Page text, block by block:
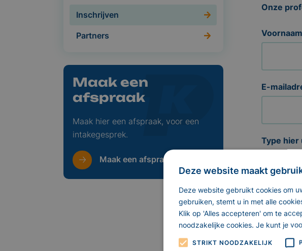
Onze
Voornaam
E-
Type hier
Inschrijven
Partners
Maak een
afspraak
Maak hier een afspraak, voor een
intakegesprek.
Maak een afspraak
Deze website maakt
Deze website gebruikt cookies om
gebruiken, stemt u in met alle
Klik op 'Alles accepteren' om te
noodzakelijke cookies. Je kunt je
STRIKT NOODZAKELIJK